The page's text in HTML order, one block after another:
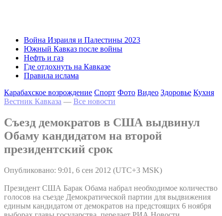
Война Израиля и Палестины 2023
Южный Кавказ после войны
Нефть и газ
Где отдохнуть на Кавказе
Правила ислама
Карабахское возрождение Спорт Фото Видео Здоровье Кухня
Вестник Кавказа — Все новости
Съезд демократов в США выдвинул
Обаму кандидатом на второй
президентский срок
Опубликовано: 9:01, 6 сен 2012 (UTC+3 MSK)
Президент США Барак Обама набрал необходимое количество
голосов на съезде Демократической партии для выдвижения
единым кандидатом от демократов на предстоящих 6 ноября